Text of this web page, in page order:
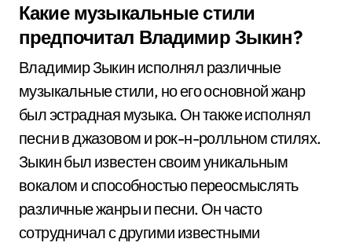
Какие музыкальные стили
предпочитал Владимир Зыкин?
Владимир Зыкин исполнял различные
музыкальные стили, но его основной жанр
был эстрадная музыка. Он также исполнял
песни в джазовом и рок-н-ролльном стилях.
Зыкин был известен своим уникальным
вокалом и способностью переосмыслять
различные жанры и песни. Он часто
сотрудничал с другими известными